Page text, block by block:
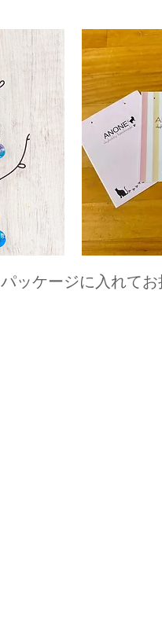
パッケージに入れて